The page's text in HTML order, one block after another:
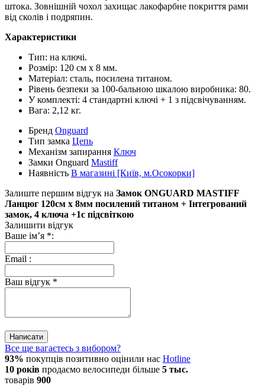
штока. Зовнішній чохол захищає лакофарбне покриття рами
від сколів і подряпин.
Характеристики
Тип: на ключі.
Розмір: 120 см х 8 мм.
Матеріал: сталь, посилена титаном.
Рівень безпеки за 100-бальною шкалою виробника: 80.
У комплекті: 4 стандартні ключі + 1 з підсвічуванням.
Вага: 2,12 кг.
Бренд Onguard
Тип замка Цепь
Механізм запирання Ключ
Замки Onguard Mastiff
Наявність В магазині [Київ, м.Осокорки]
Залиште першим відгук на Замок ONGUARD MASTIFF
Ланцюг 120cм x 8мм посилений титаном + Інтегрований
замок, 4 ключа +1с підсвіткою
Залишити відгук
Ваше ім’я *:
Email :
Ваш відгук *
Написати
Все ще вагаєтесь з вибором?
93% покупців позитивно оцінили нас Hotline
10 років продаємо велосипеди більше 5 тыс.
товарів 900